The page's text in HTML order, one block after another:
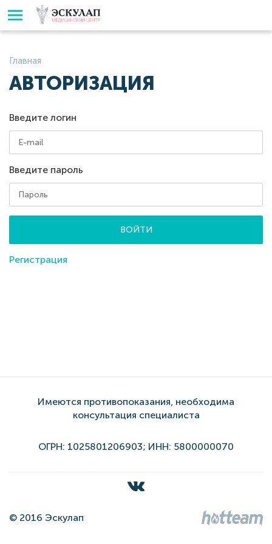
Главная
АВТОРИЗАЦИЯ
Введите логин
Введите пароль
ВОЙТИ
Регистрация
Имеются противопоказания, необходима
консультация специалиста
ОГРН: 1025801206903; ИНН: 5800000070
© 2016 Эскулап